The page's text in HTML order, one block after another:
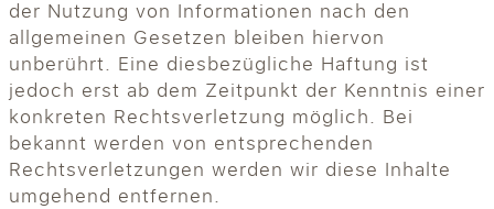
der Nutzung von Informationen nach den
allgemeinen Gesetzen bleiben hiervon
unberührt. Eine diesbezügliche Haftung ist
jedoch erst ab dem Zeitpunkt der Kenntnis einer
konkreten Rechtsverletzung möglich. Bei
bekannt werden von entsprechenden
Rechtsverletzungen werden wir diese Inhalte
umgehend entfernen.